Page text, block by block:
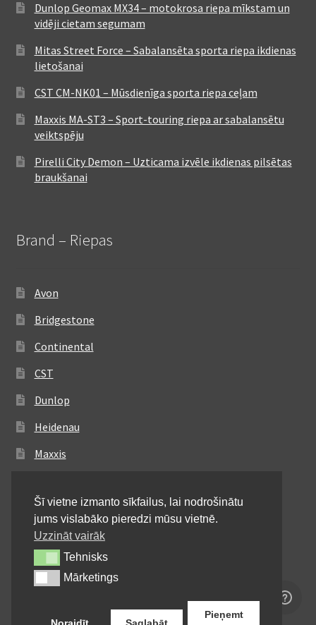
Dunlop Geomax MX34 – motokrosa riepa mīkstam un
vidēji cietam segumam
Mitas Street Force – Sabalansēta sporta riepa ikdienas
lietošanai
CST CM-NK01 – Mūsdienīga sporta riepa ceļam
Maxxis MA-ST3 – Sport-touring riepa ar sabalansētu
veiktspēju
Pirelli City Demon – Uzticama izvēle ikdienas pilsētas
braukšanai
Brand – Riepas
Avon
Bridgestone
Continental
CST
Dunlop
Heidenau
Maxxis
Michelin
Mitas
Pirelli
Shinko
Šī vietne izmanto sīkfailus, lai nodrošinātu
jums vislabāko pieredzi mūsu vietnē.
Uzzināt vairāk
TehnisksTehnisks
MārketingsMārketings
Pieņemt